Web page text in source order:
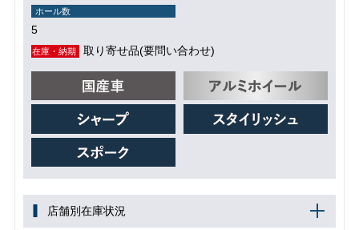
ホール数
5
在庫・納期 取り寄せ品(要問い合わせ)
店舗別在庫状況